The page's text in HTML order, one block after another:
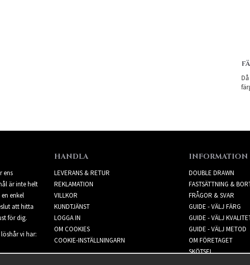
ens
är inte helt
enkel
att hitta
för dig.
vi har:
HANDLA
LEVERANS & RETUR
REKLAMATION
VILLKOR
KUNDTJÄNST
LOGGA IN
OM COOKIES
COOKIE-INSTÄLLNINGARN
INFORMATION
DOUBLE DRAWN
FASTSÄTTNING &
FRÅGOR & SVAR
GUIDE - VÄLJ FÄRG
GUIDE - VÄLJ
GUIDE - VÄLJ METOD
OM FÖRETAGET
SKÖTSEL